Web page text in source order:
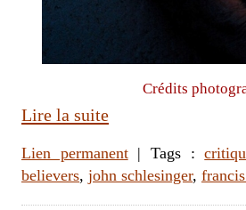
Crédits
Lire la suite
Lien permanent| Tags :
believers, john schlesinger,